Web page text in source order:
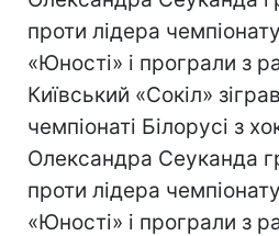
проти лідера
«Юності» і програли з
Київський «Сокіл»
чемпіонаті Білорусі з
Олександра Сеуканда
проти лідера
«Юності» і програли з